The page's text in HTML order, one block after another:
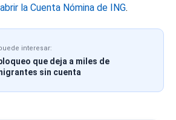
abrir la Cuenta Nómina de ING.
interesar:
que deja a miles de
sin cuenta